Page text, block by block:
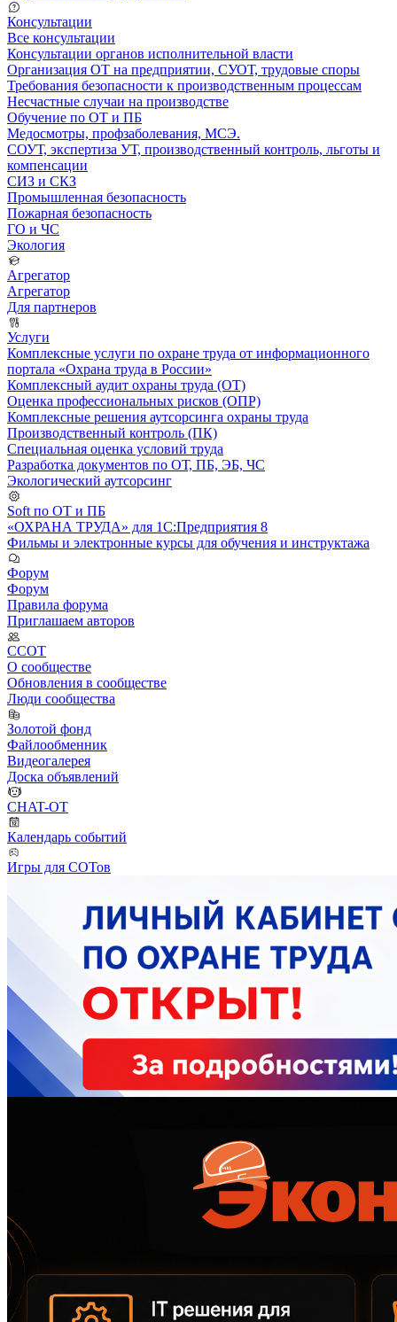
Консультации
Все консультации
Консультации органов исполнительной власти
Организация ОТ на предприятии, СУОТ, трудовые споры
Требования безопасности к производственным процессам
Несчастные случаи на производстве
Обучение по ОТ и ПБ
Медосмотры, профзаболевания, МСЭ.
СОУТ, экспертиза УТ, производственный контроль, льготы и
компенсации
СИЗ и СКЗ
Промышленная безопасность
Пожарная безопасность
ГО и ЧС
Экология
Агрегатор
Агрегатор
Для партнеров
Услуги
Комплексные услуги по охране труда от информационного
портала «Охрана труда в России»
Комплексный аудит охраны труда (ОТ)
Оценка профессиональных рисков (ОПР)
Комплексные решения аутсорсинга охраны труда
Производственный контроль (ПК)
Специальная оценка условий труда
Разработка документов по ОТ, ПБ, ЭБ, ЧС
Экологический аутсорсинг
Soft по ОТ и ПБ
«ОХРАНА ТРУДА» для 1С:Предприятия 8
Фильмы и электронные курсы для обучения и инструктажа
Форум
Форум
Правила форума
Приглашаем авторов
ССОТ
О сообществе
Обновления в сообществе
Люди сообщества
Золотой фонд
Файлообменник
Видеогалерея
Доска объявлений
CHAT-OT
Календарь событий
Игры для СОТов